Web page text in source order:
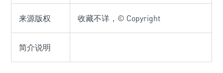
来源版权 收藏不详，© Copyright
简介说明